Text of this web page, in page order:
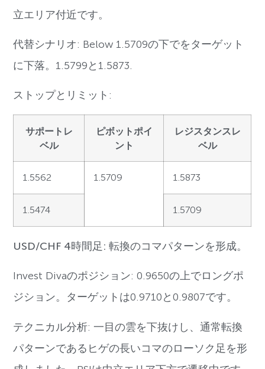
立エリア付近です。
代替シナリオ: Below 1.5709の下でをターゲット
に下落。1.5799と1.5873.
ストップとリミット:
サポートレ
ベル
ピボットポイ
ント
レジスタンスレ
ベル
1.5562 1.5709 1.5873
1.5474 1.5709
USD/CHF 4時間足: 転換のコマパターンを形成。
Invest Divaのポジション: 0.9650の上でロングポ
ジション。ターゲットは0.9710と0.9807です。
テクニカル分析: 一目の雲を下抜けし、通常転換
パターンであるヒゲの長いコマのローソク足を形